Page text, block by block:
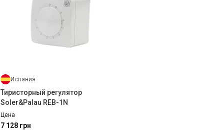
Испания
Тиристорный регулятор
Soler&Palau REB-1N
Цена
7 128 грн